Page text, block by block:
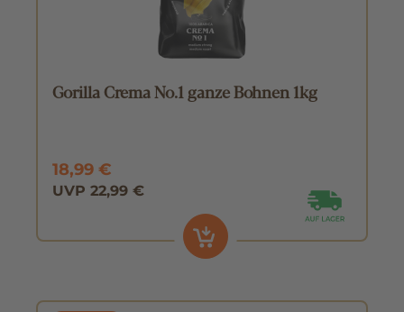
Gorilla Crema No.1 ganze Bohnen 1kg
18,99 €
UVP 22,99 €